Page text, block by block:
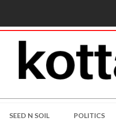
SEED N SOIL POLITICS